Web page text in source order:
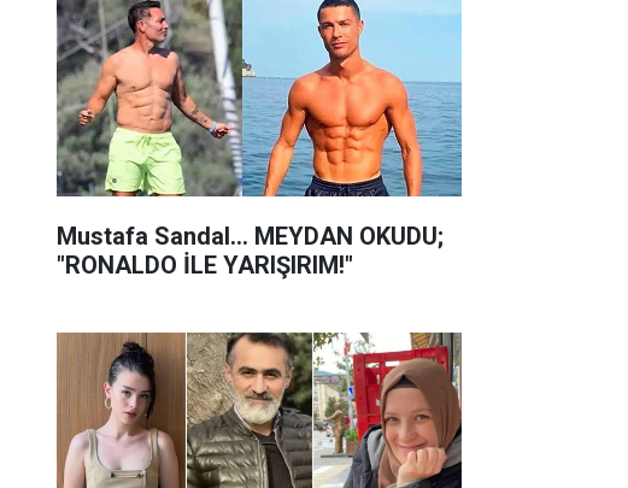
Mustafa Sandal... MEYDAN OKUDU;
"RONALDO İLE YARIŞIRIM!"